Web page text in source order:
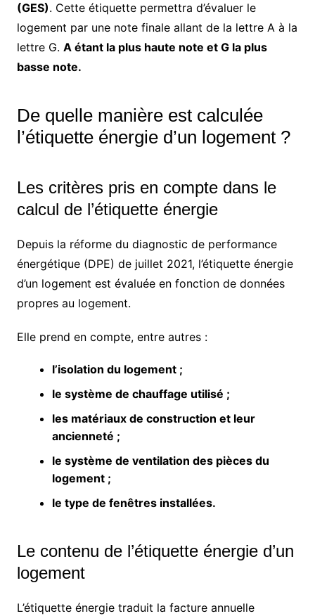
(GES). Cette étiquette permettra d’évaluer le
logement par une note finale allant de la lettre A à la
lettre G. A étant la plus haute note et G la plus
basse note.
De quelle manière est calculée
l’étiquette énergie d’un logement ?
Les critères pris en compte dans le
calcul de l’étiquette énergie
Depuis la réforme du diagnostic de performance
énergétique (DPE) de juillet 2021, l’étiquette énergie
d’un logement est évaluée en fonction de données
propres au logement.
Elle prend en compte, entre autres :
l’isolation du logement ;
le système de chauffage utilisé ;
les matériaux de construction et leur
ancienneté ;
le système de ventilation des pièces du
logement ;
le type de fenêtres installées.
Le contenu de l’étiquette énergie d’un
logement
L’étiquette énergie traduit la facture annuelle